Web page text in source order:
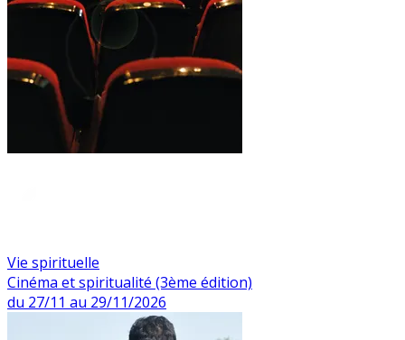
Vie spirituelle
Cinéma et spiritualité (3ème édition)
du 27/11 au 29/11/2026